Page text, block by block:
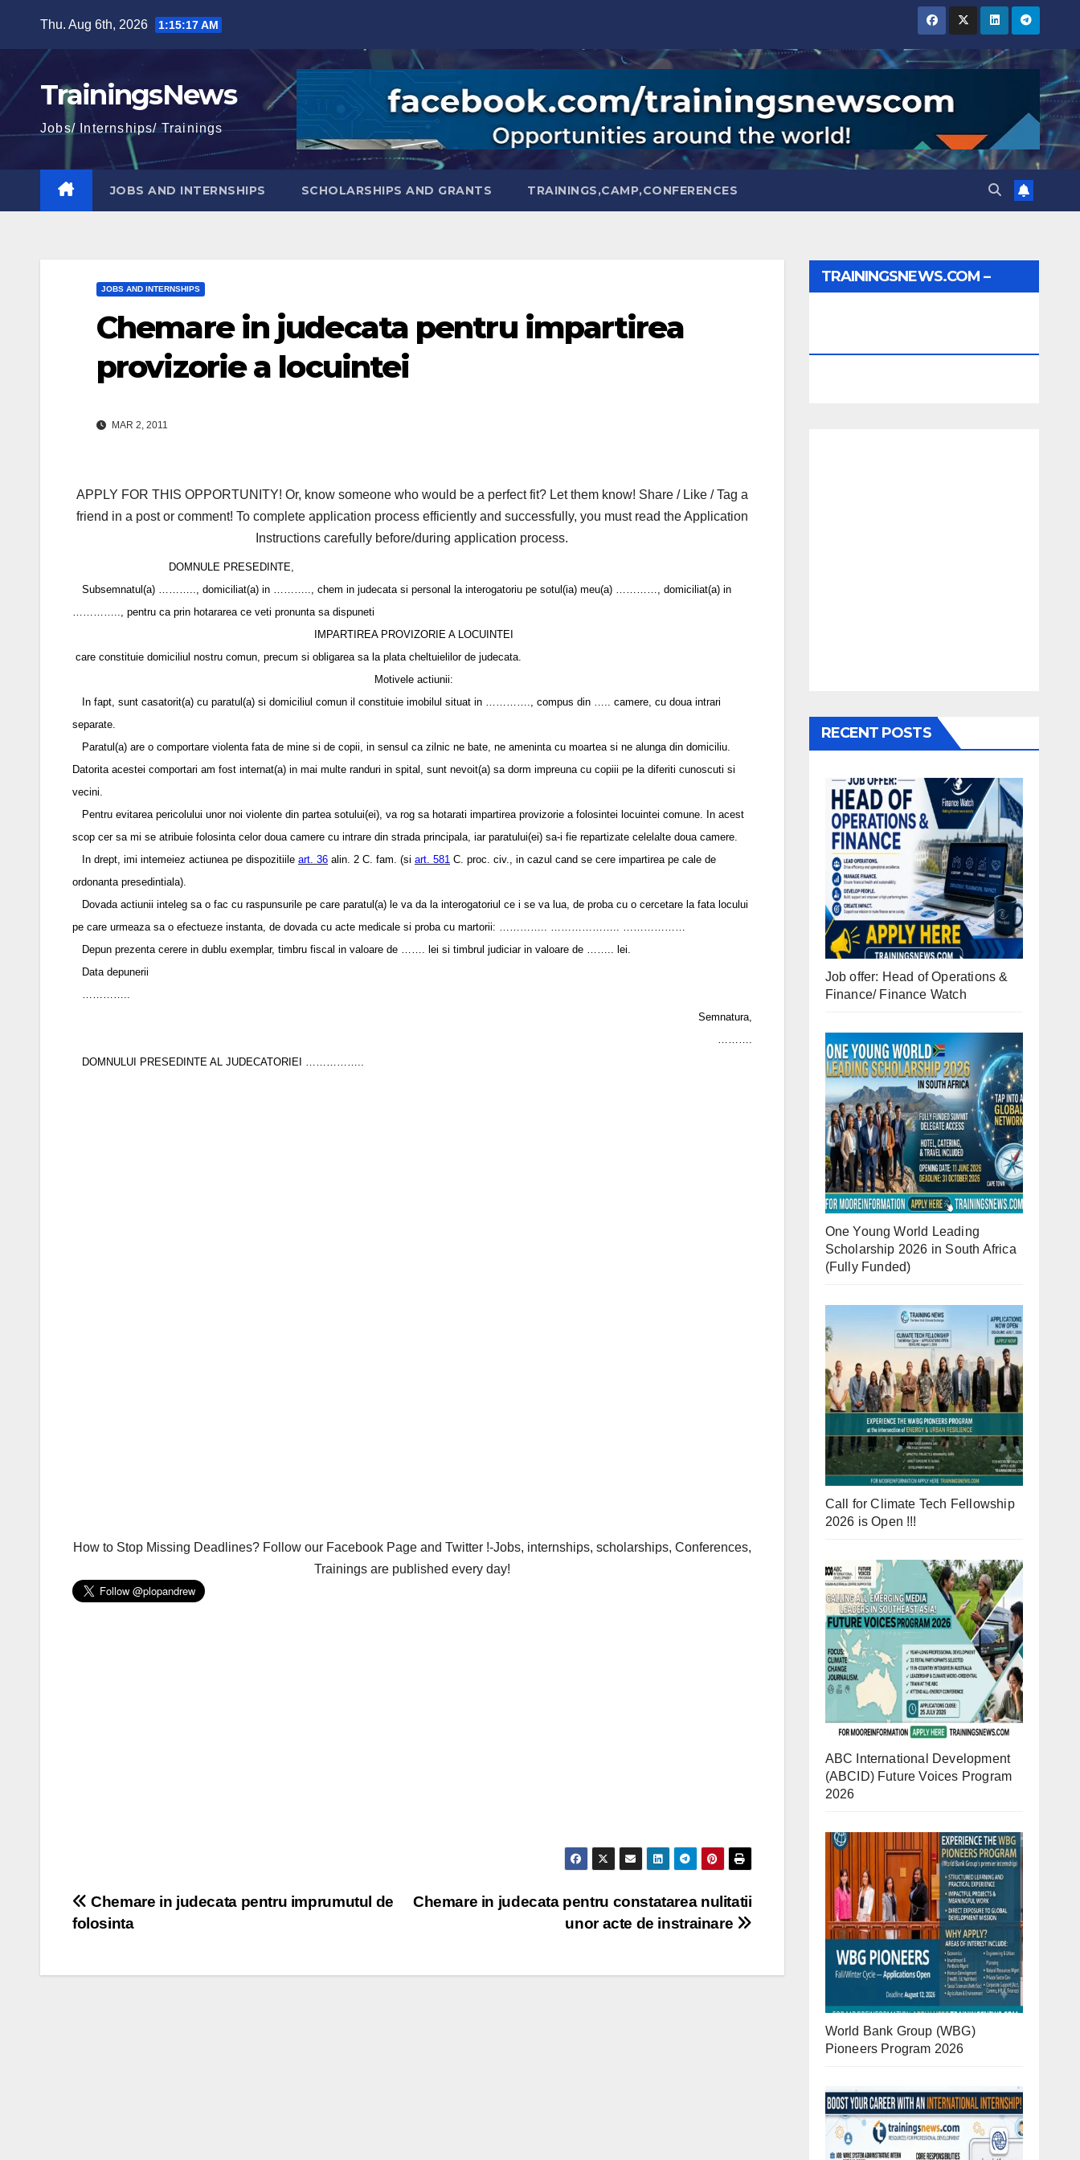
content
Thu. Aug 6th, 2026 1:15:18 AM
TrainingsNews
Jobs/ Internships/ Trainings
JOBS AND INTERNSHIPS SCHOLARSHIPS AND GRANTS TRAININGS,CAMP,CONFERENCES
JOBS AND INTERNSHIPS
Chemare in judecata pentru impartirea
provizorie a locuintei
MAR 2, 2011
APPLY FOR THIS OPPORTUNITY! Or, know someone who would be a perfect fit? Let them know! Share / Like / Tag a
friend in a post or comment! To complete application process efficiently and successfully, you must read the Application
Instructions carefully before/during application process.
DOMNULE PRESEDINTE,
Subsemnatul(a) ……….., domiciliat(a) in ……….., chem in judecata si personal la interogatoriu pe sotul(ia) meu(a) …………, domiciliat(a) in
………….., pentru ca prin hotararea ce veti pronunta sa dispuneti
IMPARTIREA PROVIZORIE A LOCUINTEI
care constituie domiciliul nostru comun, precum si obligarea sa la plata cheltuielilor de judecata.
Motivele actiunii:
In fapt, sunt casatorit(a) cu paratul(a) si domiciliul comun il constituie imobilul situat in …………., compus din ….. camere, cu doua intrari
separate.
Paratul(a) are o comportare violenta fata de mine si de copii, in sensul ca zilnic ne bate, ne ameninta cu moartea si ne alunga din domiciliu.
Datorita acestei comportari am fost internat(a) in mai multe randuri in spital, sunt nevoit(a) sa dorm impreuna cu copiii pe la diferiti cunoscuti si
vecini.
Pentru evitarea pericolului unor noi violente din partea sotului(ei), va rog sa hotarati impartirea provizorie a folosintei locuintei comune. In acest
scop cer sa mi se atribuie folosinta celor doua camere cu intrare din strada principala, iar paratului(ei) sa-i fie repartizate celelalte doua camere.
In drept, imi intemeiez actiunea pe dispozitiile art. 36 alin. 2 C. fam. (si art. 581 C. proc. civ., in cazul cand se cere impartirea pe cale de
ordonanta presedintiala).
Dovada actiunii inteleg sa o fac cu raspunsurile pe care paratul(a) le va da la interogatoriul ce i se va lua, de proba cu o cercetare la fata locului
pe care urmeaza sa o efectueze instanta, de dovada cu acte medicale si proba cu martorii: ………….. ……………….. ………………
Depun prezenta cerere in dublu exemplar, timbru fiscal in valoare de ……. lei si timbrul judiciar in valoare de …….. lei.
Data depunerii
Semnatura,
DOMNULUI PRESEDINTE AL JUDECATORIEI ……………..
How to Stop Missing Deadlines? Follow our Facebook Page and Twitter !-Jobs, internships, scholarships, Conferences,
Trainings are published every day!
Post
Chemare in judecata pentru constatarea nulitatii
unor acte de instrainare
Chemare in judecata pentru imprumutul de
folosinta
TRAININGSNEWS.COM –
RECENT POSTS
Job offer: Head of Operations &
Finance/ Finance Watch
One Young World Leading
Scholarship 2026 in South Africa
(Fully Funded)
Call for Climate Tech Fellowship
2026 is Open !!!
ABC International Development
(ABCID) Future Voices Program
2026
World Bank Group (WBG)
Pioneers Program 2026